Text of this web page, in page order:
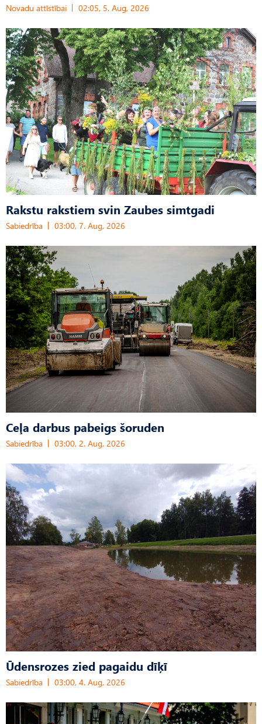
Novadu attīstībai 02:05, 5. Aug, 2026
Rakstu rakstiem svin Zaubes simtgadi
Sabiedrība 03:00, 7. Aug, 2026
Ceļa darbus pabeigs šoruden
Sabiedrība 03:00, 2. Aug, 2026
Ūdensrozes zied pagaidu dīķī
Sabiedrība 03:00, 4. Aug, 2026